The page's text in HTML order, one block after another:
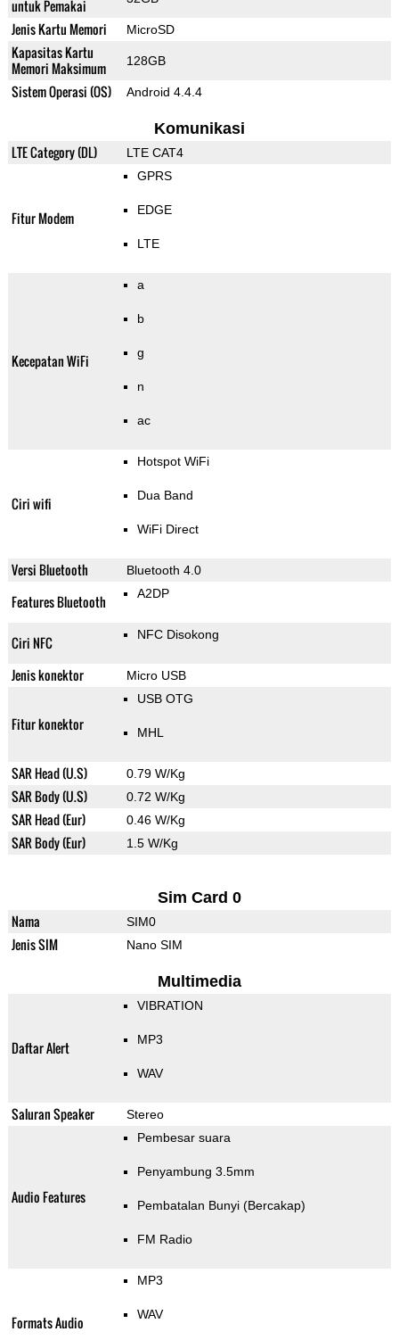
untuk Pemakai
Jenis Kartu Memori MicroSD
Kapasitas Kartu
Memori Maksimum
128GB
Sistem Operasi (OS) Android 4.4.4
Komunikasi
LTE Category (DL) LTE CAT4
Fitur Modem
GPRS
EDGE
LTE
Kecepatan WiFi
a
b
g
n
ac
Ciri wifi
Hotspot WiFi
Dua Band
WiFi Direct
Versi Bluetooth Bluetooth 4.0
Features Bluetooth A2DP
Ciri NFC NFC Disokong
Jenis konektor Micro USB
Fitur konektor
USB OTG
MHL
SAR Head (U.S) 0.79 W/Kg
SAR Body (U.S) 0.72 W/Kg
SAR Head (Eur) 0.46 W/Kg
SAR Body (Eur) 1.5 W/Kg
Sim Card 0
Nama SIM0
Jenis SIM Nano SIM
Multimedia
Daftar Alert
VIBRATION
MP3
WAV
Saluran Speaker Stereo
Audio Features
Pembesar suara
Penyambung 3.5mm
Pembatalan Bunyi (Bercakap)
FM Radio
Formats Audio
MP3
WAV